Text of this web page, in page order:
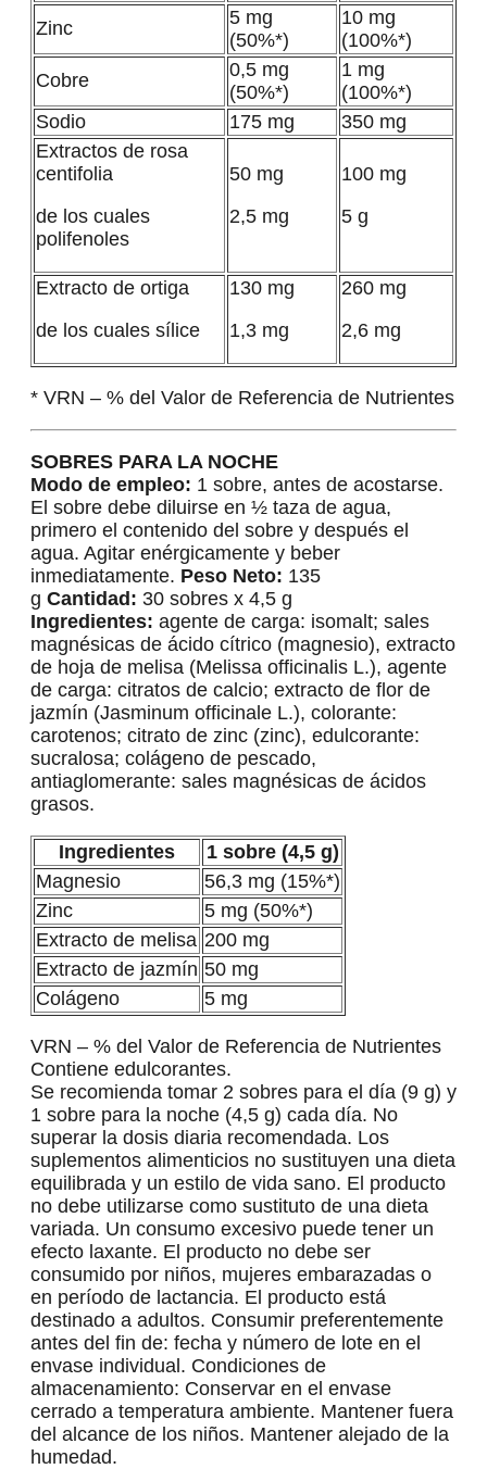
Zinc
5 mg
(50%*)
10 mg
(100%*)
Cobre
0,5 mg
(50%*)
1 mg
(100%*)
Sodio
175 mg
350 mg
Extractos de rosa
centifolia
de los cuales
polifenoles
50 mg
2,5 mg
100 mg
5 g
Extracto de ortiga
de los cuales sílice
130 mg
1,3 mg
260 mg
2,6 mg
* VRN – % del Valor de Referencia de Nutrientes
SOBRES PARA LA NOCHE
Modo de empleo: 1 sobre, antes de acostarse.
El sobre debe diluirse en ½ taza de agua,
primero el contenido del sobre y después el
agua. Agitar enérgicamente y beber
inmediatamente. Peso Neto: 135
g Cantidad: 30 sobres x 4,5 g
Ingredientes: agente de carga: isomalt; sales
magnésicas de ácido cítrico (magnesio), extracto
de hoja de melisa (Melissa officinalis L.), agente
de carga: citratos de calcio; extracto de flor de
jazmín (Jasminum officinale L.), colorante:
carotenos; citrato de zinc (zinc), edulcorante:
sucralosa; colágeno de pescado,
antiaglomerante: sales magnésicas de ácidos
grasos.
Ingredientes
1 sobre (4,5 g)
Magnesio
56,3 mg (15%*)
Zinc
5 mg (50%*)
Extracto de melisa 200 mg
Extracto de jazmín 50 mg
Colágeno
5 mg
VRN – % del Valor de Referencia de Nutrientes
Contiene edulcorantes.
Se recomienda tomar 2 sobres para el día (9 g) y
1 sobre para la noche (4,5 g) cada día. No
superar la dosis diaria recomendada. Los
suplementos alimenticios no sustituyen una dieta
equilibrada y un estilo de vida sano. El producto
no debe utilizarse como sustituto de una dieta
variada. Un consumo excesivo puede tener un
efecto laxante. El producto no debe ser
consumido por niños, mujeres embarazadas o
en período de lactancia. El producto está
destinado a adultos. Consumir preferentemente
antes del fin de: fecha y número de lote en el
envase individual. Condiciones de
almacenamiento: Conservar en el envase
cerrado a temperatura ambiente. Mantener fuera
del alcance de los niños. Mantener alejado de la
humedad.